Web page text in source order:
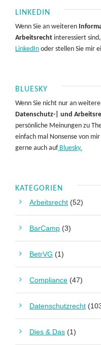
LINKEDIN
Wenn Sie an weiteren
Arbeitsrecht interessiert
LinkedIn oder stellen Sie mir
BLUESKY
Wenn Sie nicht nur an
Datenschutz-| und
persönliche Meinungen zu
einfach mal Nonsense von
gerne auch aufBluesky.
KATEGORIEN
Arbeitsrecht (52)
BarCamp (3)
BetrVG (1)
Compliance (47)
Datenschutzrecht
Dies & Das (1)